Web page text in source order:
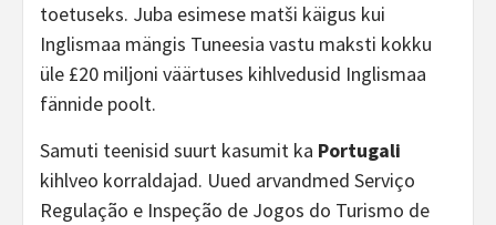
toetuseks. Juba esimese matši käigus kui
Inglismaa mängis Tuneesia vastu maksti kokku
üle £20 miljoni väärtuses kihlvedusid Inglismaa
fännide poolt.
Samuti teenisid suurt kasumit ka Portugali
kihlveo korraldajad. Uued arvandmed Serviço
Regulação e Inspeção de Jogos do Turismo de